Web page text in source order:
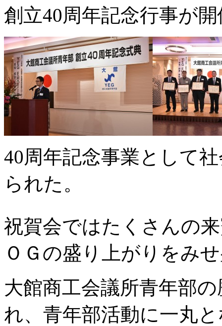
創立40周年記念行事が
40周年記念事業として
られた。
祝賀会ではたくさんの
ＯＧの盛り上がりをみ
大館商工会議所青年部
れ、青年部活動に一丸